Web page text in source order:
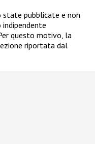
state pubblicate e non
indipendente
questo motivo, la
riportata dal